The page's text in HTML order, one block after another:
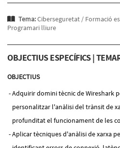
Tema:Ciberseguretat / Formació
Programari lliure
OBJECTIUS ESPECÍFICS |
OBJECTIUS
Adquirir domini tècnic de Wireshark
personalitzar l'anàlisi del trànsit de
profunditat el funcionament de les
Aplicar tècniques d'anàlisi de xarxa